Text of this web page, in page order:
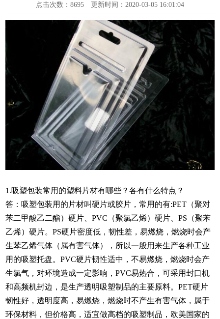
点击次数： 8695 更新时间：2020-03-05 16:01:04
1.吸塑包装常用的塑料片材有哪些？各有什么特点？
答：吸塑包装用的片材叫硬片或胶片，常用的有:PET（聚对
苯二甲酸乙二酯）硬片、PVC（聚氯乙烯）硬片、PS（聚苯
乙烯）硬片。PS硬片密度低，韧性差，易燃烧，燃烧时会产
生苯乙烯气体（属有害气体），所以一般用来生产各种工业
用的吸塑托盘。PVC硬片韧性适中，不易燃烧，燃烧时会产
生氯气，对环境造成一定影响，PVC易热合，可采用封口机
和高频机封边，是生产透明吸塑制品的主要原料。PET硬片
韧性好，透明度高，易燃烧，燃烧时不产生有害气体，属于
环保材料，但价格高，适宜做高档的吸塑制品，欧美国家的